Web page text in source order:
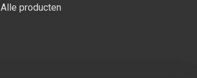
Alle producten